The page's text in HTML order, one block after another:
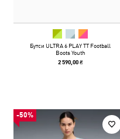
Бутси ULTRA 6 PLAY TT Football
Boots Youth
2 590,00 ₴
-50%